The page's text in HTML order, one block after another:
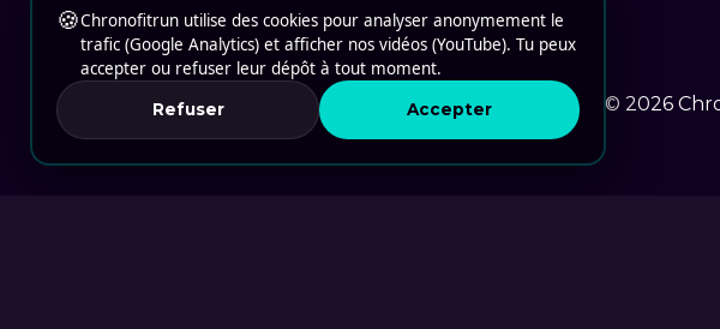
© 2026
🍪Chronofitrun utilise des cookies pour analyser anonymement le
trafic (Google Analytics) et afficher nos vidéos (YouTube). Tu peux
accepter ou refuser leur dépôt à tout moment.
Refuser Accepter